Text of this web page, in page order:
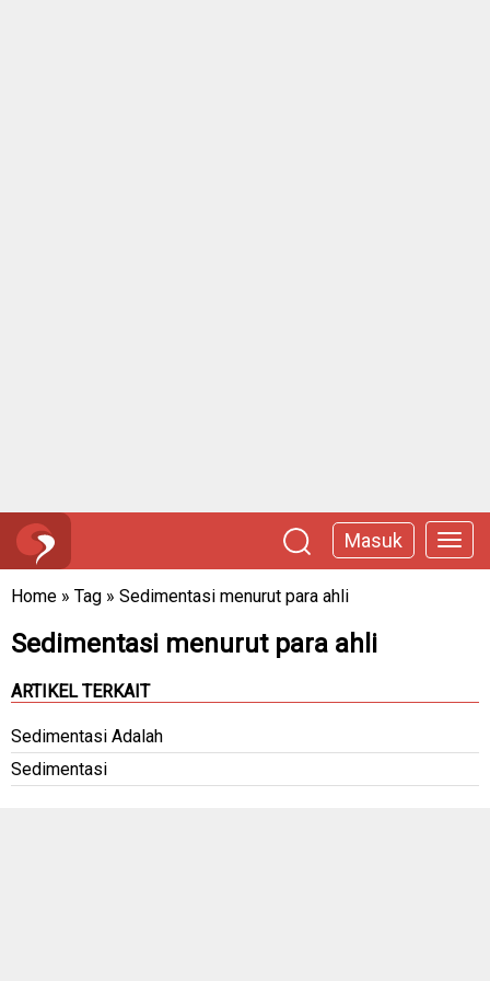
Masuk
Home » Tag » Sedimentasi menurut para ahli
Sedimentasi menurut para ahli
ARTIKEL TERKAIT
Sedimentasi Adalah
Sedimentasi